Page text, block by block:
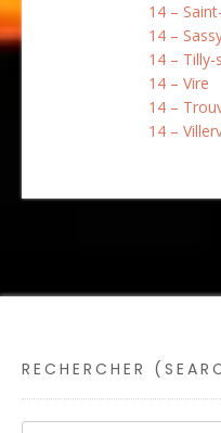
14 –
14 –
14 – Tilly-
14 – Vire
14 –
14 –
RECHERCHER